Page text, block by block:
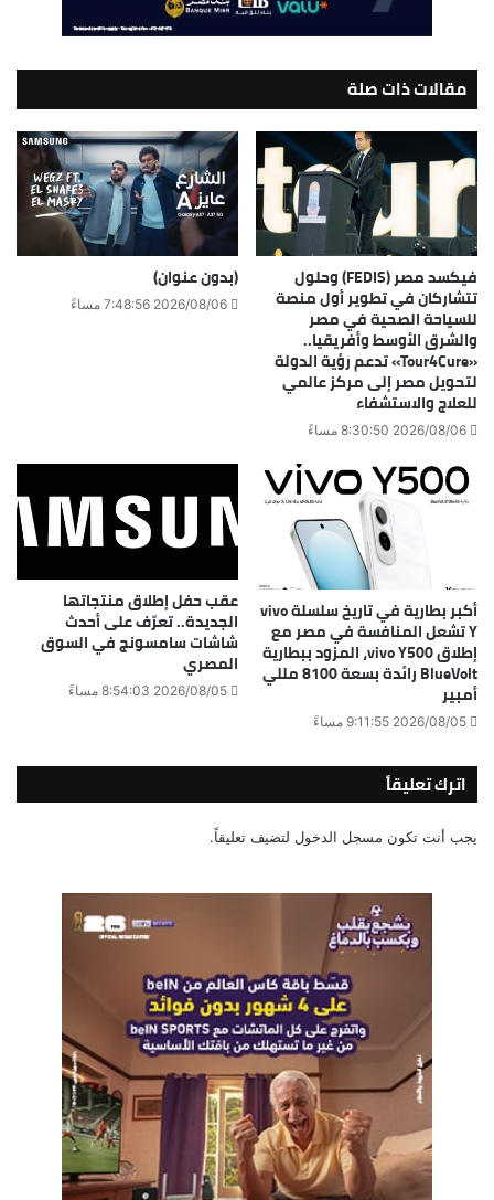
مقالات ذات صلة
فيكسد مصر (FEDIS) وحلول
تتشاركان في تطوير أول منصة
للسياحة الصحية في مصر
والشرق الأوسط وأفريقيا..
«Tour4Cure» تدعم رؤية الدولة
لتحويل مصر إلى مركز عالمي
للعلاج والاستشفاء
2026/08/06 8:30:50 مساءً
(بدون عنوان)
2026/08/06 7:48:56 مساءً
أكبر بطارية في تاريخ سلسلة vivo
Y تشعل المنافسة في مصر مع
إطلاق vivo Y500، المزود ببطارية
BlueVolt رائدة بسعة 8100 مللي
أمبير
2026/08/05 9:11:55 مساءً
عقب حفل إطلاق منتجاتها
الجديدة.. تعرّف على أحدث
شاشات سامسونج في السوق
المصري
2026/08/05 8:54:03 مساءً
اترك تعليقاً
يجب أنت تكون مسجل الدخول لتضيف تعليقاً.